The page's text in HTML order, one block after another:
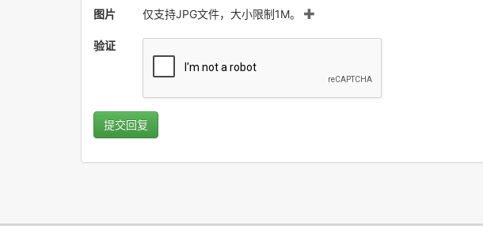
图片 仅支持JPG文件，大小限制1M。
验证
提交回复